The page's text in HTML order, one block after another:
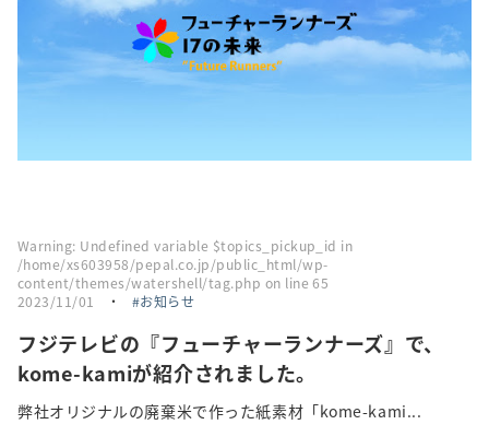
Warning: Undefined variable $topics_pickup_id in
/home/xs603958/pepal.co.jp/public_html/wp-
content/themes/watershell/tag.php on line65
2023/11/01
・ お知らせ
フジテレビの『フューチャーランナーズ』で、
kome-kamiが紹介されました。
弊社オリジナルの廃棄米で作った紙素材「kome-kami...